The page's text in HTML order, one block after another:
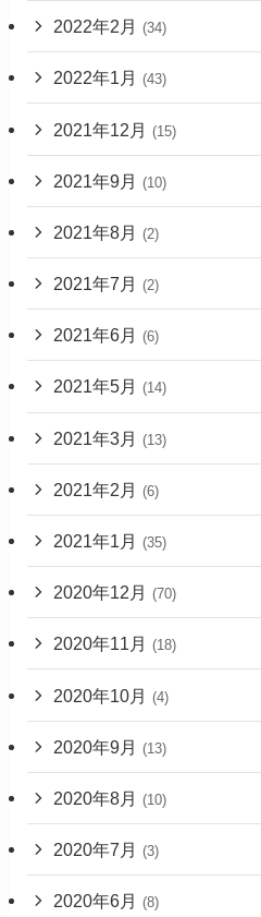
2022年2月 (34)
2022年1月 (43)
2021年12月 (15)
2021年9月 (10)
2021年8月 (2)
2021年7月 (2)
2021年6月 (6)
2021年5月 (14)
2021年3月 (13)
2021年2月 (6)
2021年1月 (35)
2020年12月 (70)
2020年11月 (18)
2020年10月 (4)
2020年9月 (13)
2020年8月 (10)
2020年7月 (3)
2020年6月 (8)